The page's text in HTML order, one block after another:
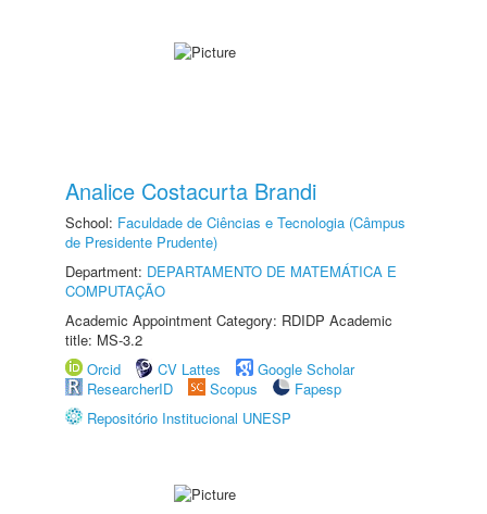
Analice Costacurta Brandi
School: Faculdade de Ciências e Tecnologia (Câmpus
de Presidente Prudente)
Department: DEPARTAMENTO DE MATEMÁTICA E
COMPUTAÇÃO
Academic Appointment Category: RDIDP Academic
title: MS-3.2
Orcid
CV Lattes
Google Scholar
ResearcherID
Scopus
Fapesp
Repositório Institucional UNESP